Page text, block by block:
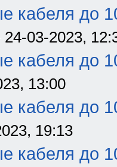
кабеля до
24-03-2023,
кабеля до
13:00
кабеля до
19:13
кабеля до